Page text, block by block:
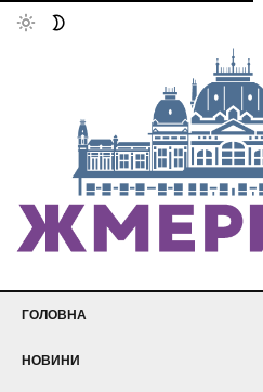
ГОЛОВНА
НОВИНИ